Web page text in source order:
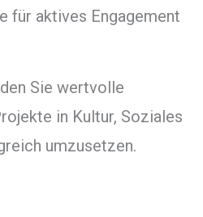
für aktives Engagement
Sie wertvolle
in Kultur, Soziales
umzusetzen.